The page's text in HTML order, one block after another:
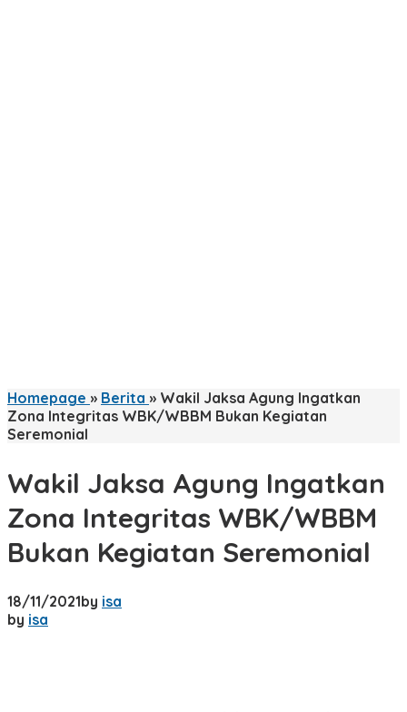
Homepage » Berita » Wakil Jaksa Agung Ingatkan
Zona Integritas WBK/WBBM Bukan Kegiatan
Seremonial
Wakil Jaksa Agung Ingatkan
Zona Integritas WBK/WBBM
Bukan Kegiatan Seremonial
18/11/2021by isa
by isa